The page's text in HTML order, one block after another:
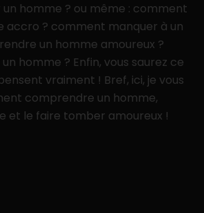
homme ? ou même : comment
accro ? comment manquer à un
un homme amoureux ?
homme ? Enfin, vous saurez ce
vraiment ! Bref, ici, je vous
comprendre un homme,
et le faire tomber amoureux !